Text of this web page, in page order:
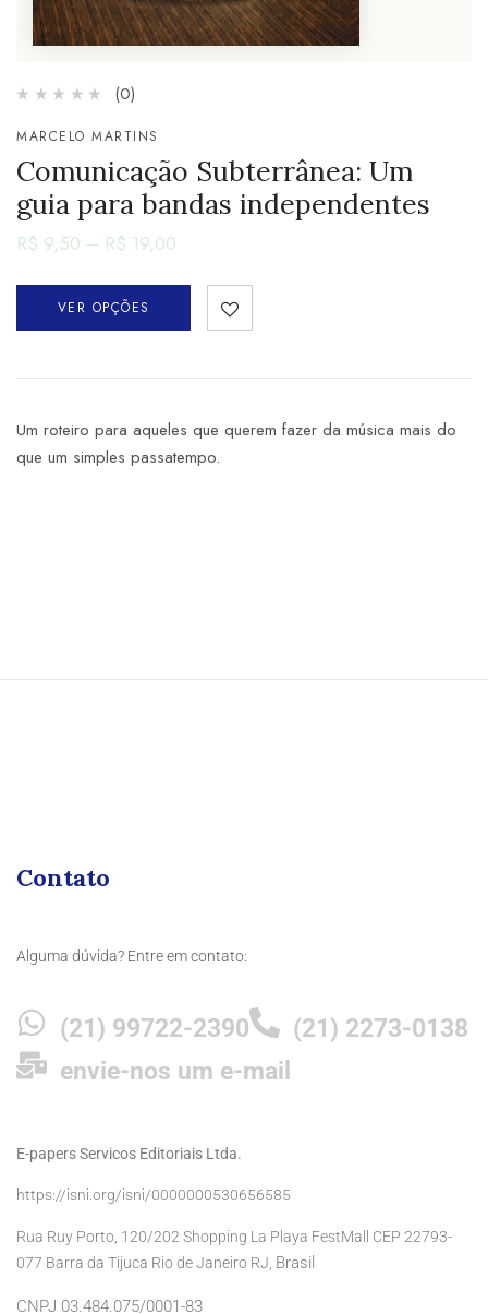
(0)
MARCELO MARTINS
Comunicação Subterrânea: Um
guia para bandas independentes
R$ 9,50 – R$ 19,00
VER OPÇÕES
Um roteiro para aqueles que querem fazer da música mais do
que um simples passatempo.
Contato
Alguma dúvida? Entre em contato:
(21) 99722-2390
(21) 2273-0138
envie-nos um e-mail
E-papers Servicos Editoriais Ltda.
https://isni.org/isni/0000000530656585
Rua Ruy Porto, 120/202 Shopping La Playa FestMall CEP 22793-
077 Barra da Tijuca Rio de Janeiro RJ, Brasil
CNPJ 03.484.075/0001-83